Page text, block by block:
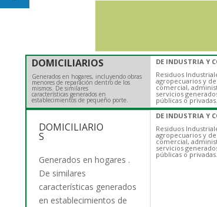
DOMICILIARIOS
Generados en hogares, incluyendo obras
menores de reparación dentro de los
mismos. De similares
características generados en
establecimientos de pequeño porte.
DE INDUSTRIA Y
Residuos
agropecuarios y
comercial,
servicios
públicas o privadas.
DOMICILIARIO
S
Generados en hogares .
De similares
características generados
en establecimientos de
DE INDUSTRIA Y
Residuos
agropecuarios y
comercial,
servicios
públicas o privadas.